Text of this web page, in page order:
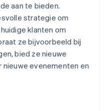
aan te bieden.
strategie om
klanten om
ze bijvoorbeeld bij
bied ze nieuwe
evenementen en